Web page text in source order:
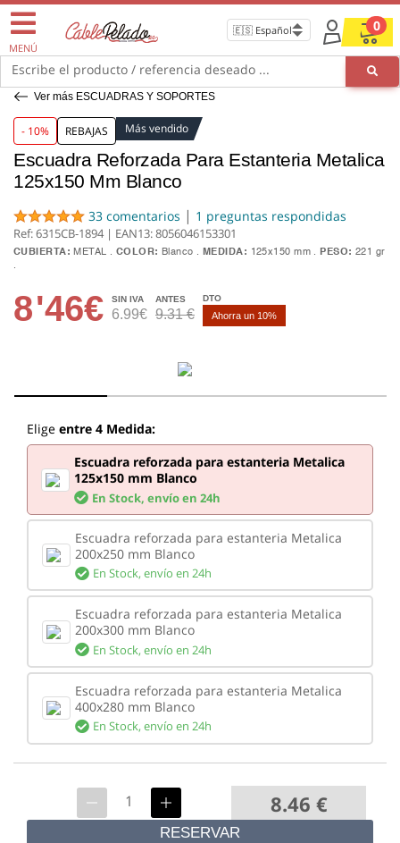
MENÚ
0
Escribe el producto / referencia deseado ...
Ver más ESCUADRAS Y SOPORTES
- 10% REBAJAS Más vendido
Escuadra Reforzada Para Estanteria Metalica
125x150 Mm Blanco
33 comentarios | 1 preguntas respondidas
Ref: 6315CB-1894 | EAN13:8056046153301
CUBIERTA: METAL COLOR: Blanco MEDIDA: 125x150 mm PESO: 221 gr
8'46€ SIN IVA
6.99€
ANTES
9.31 €
DTO
Ahorra un 10%
Elige entre 4 Medida:
Escuadra reforzada para estanteria Metalica
125x150 mm Blanco
En Stock,envío en 24h
Escuadra reforzada para estanteria Metalica
200x250 mm Blanco
En Stock,envío en 24h
Escuadra reforzada para estanteria Metalica
200x300 mm Blanco
En Stock,envío en 24h
Escuadra reforzada para estanteria Metalica
400x280 mm Blanco
En Stock,envío en 24h
8.46 €
RESERVAR